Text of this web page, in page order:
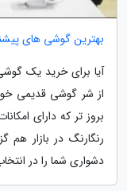
بهترین گوشی های
آیا برای خرید یک
از شر گوشی قدیمی
بروز تر که دارای
رنگارنگ در بازار
دشواری شما را در